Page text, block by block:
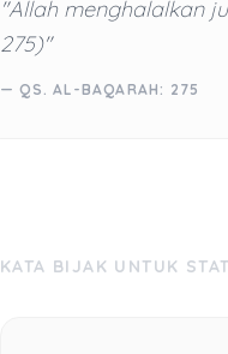
"Allah menghalalkan
275)"
— QS. AL-BAQARAH: 275
KATA BIJAK UNTUK